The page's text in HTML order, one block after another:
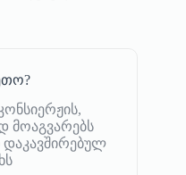
მოაგვარებს
დაკავშირებულ